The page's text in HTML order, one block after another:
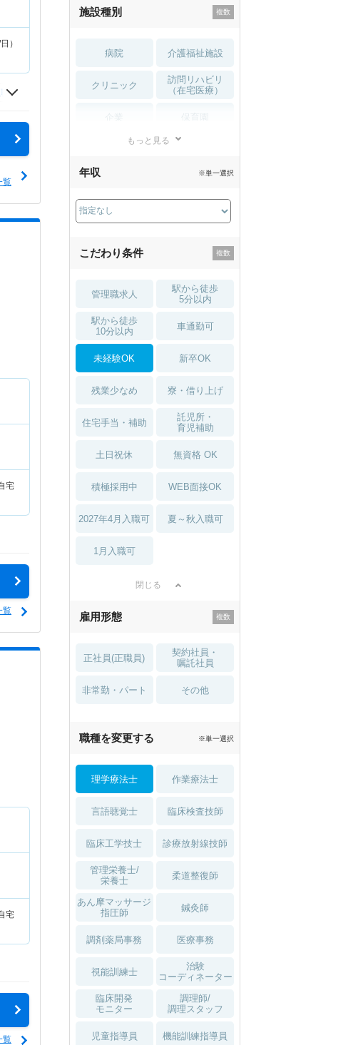
）
可
覧
宅
覧
宅
覧
施設種別
病院 介護福祉施設
クリニック
訪問リハビリ
（在宅医療）
薬局・
もっと見る
年収 ※単一選択
こだわり条件
管理職求人
駅から徒歩
5分以内
駅から徒歩
10分以内
車通勤可
未経験OK 新卒OK
残業少なめ 寮・借り上げ
住宅手当・補助
託児所・
育児補助
土日祝休 無資格 OK
積極採用中 WEB面接OK
2027年4月入職可 夏～秋入職可
1月入職可
閉じる
雇用形態
正社員(正職員)
契約社員・
嘱託社員
非常勤・パート その他
職種を変更する ※単一選択
理学療法士 作業療法士
言語聴覚士 臨床検査技師
臨床工学技士 診療放射線技師
管理栄養士/
栄養士
柔道整復師
あん摩マッサージ
指圧師
鍼灸師
調剤薬局事務 医療事務
視能訓練士
治験
コーディネーター
臨床開発
モニター
調理師/
調理スタッフ
児童指導員 機能訓練指導員